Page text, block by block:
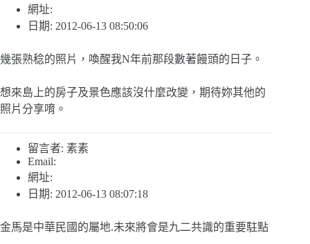
網址:
日期: 2012-06-13 08:50:06
幾張熟稔的照片，喚醒我N年前那段數著饅頭的日子。
想來島上的房子及景色應該沒什麼改變，期待妳其他的
照片分享唷。
留言者: 素素
Email:
網址:
日期: 2012-06-13 08:07:18
金馬是中華民國的屬地.未來將會是九二共識的重要駐點